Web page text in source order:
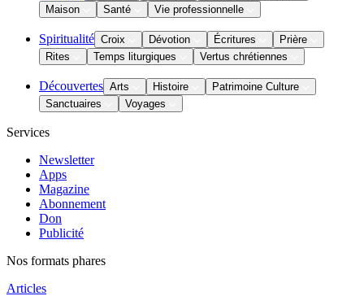
Maison
Santé Vie professionnelle
Spiritualité Croix Dévotion Écritures
Prière
Rites
Temps liturgiques Vertus chrétiennes
Découvertes Arts Histoire
Patrimoine Culture
Sanctuaires
Voyages
Services
Newsletter
Apps
Magazine
Abonnement
Don
Publicité
Nos formats phares
Articles